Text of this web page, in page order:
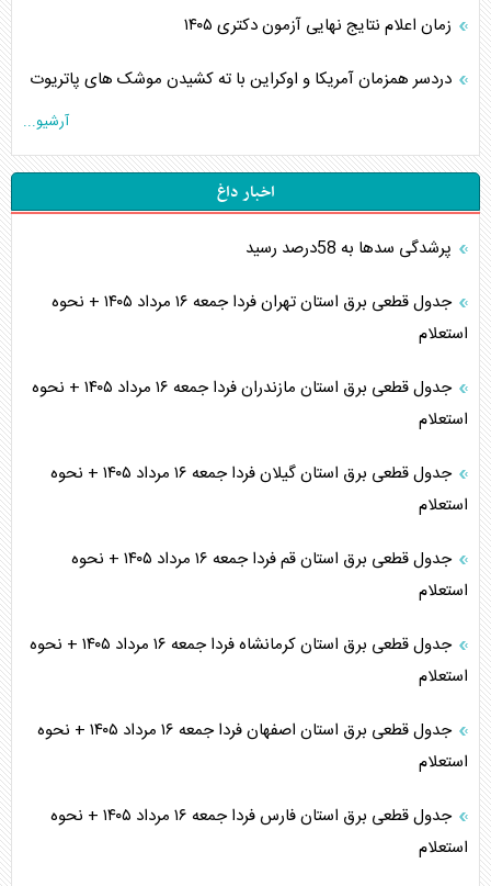
زمان اعلام نتایج نهایی آزمون دکتری ۱۴۰۵
دردسر همزمان آمریکا و اوکراین با ته کشیدن موشک های پاتریوت
آرشیو...
اخبار داغ
پرشدگی سدها به 58درصد رسید
جدول قطعی برق استان تهران فردا جمعه ۱۶ مرداد ۱۴۰۵ + نحوه
استعلام
جدول قطعی برق استان مازندران فردا جمعه ۱۶ مرداد ۱۴۰۵ + نحوه
استعلام
جدول قطعی برق استان گیلان فردا جمعه ۱۶ مرداد ۱۴۰۵ + نحوه
استعلام
جدول قطعی برق استان قم فردا جمعه ۱۶ مرداد ۱۴۰۵ + نحوه
استعلام
جدول قطعی برق استان کرمانشاه فردا جمعه ۱۶ مرداد ۱۴۰۵ + نحوه
استعلام
جدول قطعی برق استان اصفهان فردا جمعه ۱۶ مرداد ۱۴۰۵ + نحوه
استعلام
جدول قطعی برق استان فارس فردا جمعه ۱۶ مرداد ۱۴۰۵ + نحوه
استعلام